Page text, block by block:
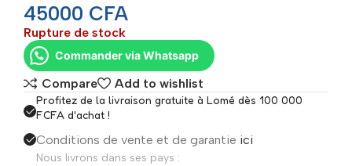
45000 CFA
Rupture de stock
Commander via Whatsapp
Compare Add to wishlist
Profitez de la livraison gratuite à Lomé dès 100 000
FCFA d'achat !
Conditions de vente et de garantie ici
Nous livrons dans ses pays :